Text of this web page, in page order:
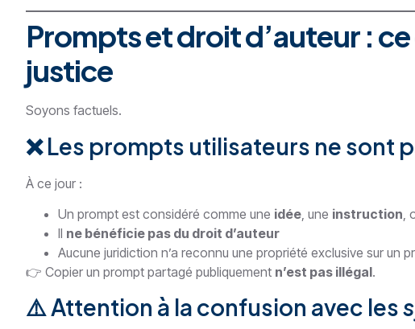
Prompts et droit d’auteur :
justice
Soyons factuels.
❌ Les prompts utilisateurs ne sont
À ce jour :
Un prompt est considéré comme une idée , une instruction ,
Il ne bénéficie pas du droit d’auteur
Aucune juridiction n’a reconnu une propriété exclusive sur un
👉 Copier un prompt partagé publiquement n’est pas illégal.
⚠️ Attention à la confusion avec les